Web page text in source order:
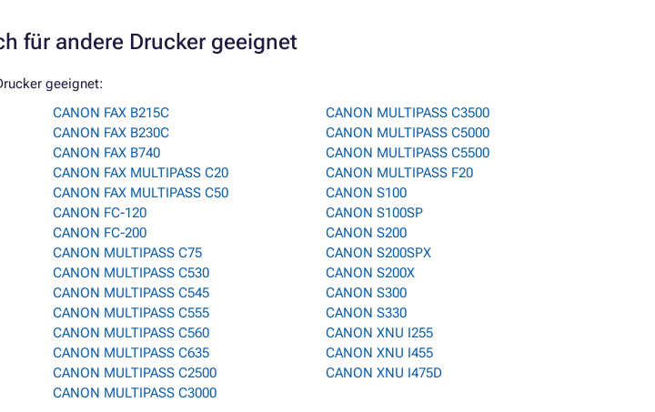
für andere Drucker geeignet
geeignet:
CANON FAX B215C
CANON FAX B230C
CANON FAX B740
CANON FAX MULTIPASS C20
CANON FAX MULTIPASS C50
CANON FC-120
CANON FC-200
CANON MULTIPASS C75
CANON MULTIPASS C530
CANON MULTIPASS C545
CANON MULTIPASS C555
CANON MULTIPASS C560
CANON MULTIPASS C635
CANON MULTIPASS C2500
CANON MULTIPASS C3000
CANON MULTIPASS C3500
CANON MULTIPASS C5000
CANON MULTIPASS C5500
CANON MULTIPASS F20
CANON S100
CANON S100SP
CANON S200
CANON S200SPX
CANON S200X
CANON S300
CANON S330
CANON XNU I255
CANON XNU I455
CANON XNU I475D